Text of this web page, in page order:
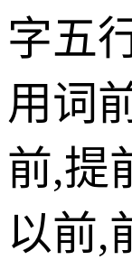
字五
用词
前,提
以前,